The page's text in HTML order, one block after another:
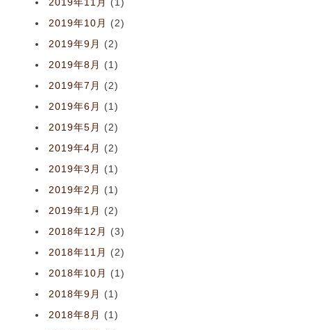
2019年11月
(1)
2019年10月
(2)
2019年9月
(2)
2019年8月
(1)
2019年7月
(2)
2019年6月
(1)
2019年5月
(2)
2019年4月
(2)
2019年3月
(1)
2019年2月
(1)
2019年1月
(2)
2018年12月
(3)
2018年11月
(2)
2018年10月
(1)
2018年9月
(1)
2018年8月
(1)